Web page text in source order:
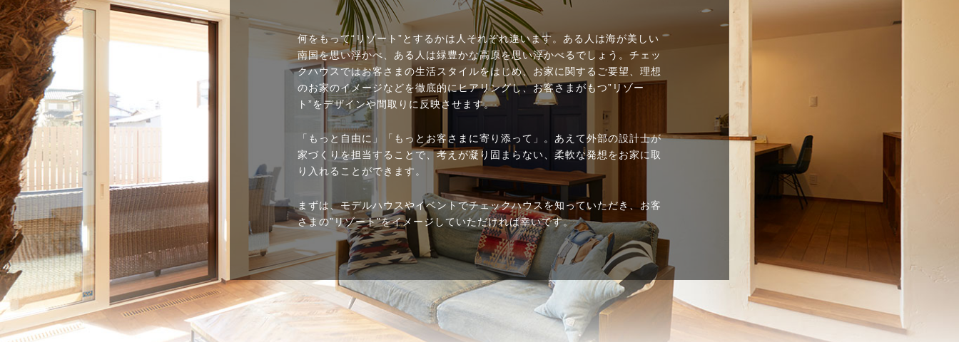
何をもって“リゾート”とするかは人それぞれ違います。ある人は海が美しい
南国を思い浮かべ、ある人は緑豊かな高原を思い浮かべるでしょう。チェッ
クハウスではお客さまの生活スタイルをはじめ、お家に関するご要望、理想
のお家のイメージなどを徹底的にヒアリングし、お客さまがもつ”リゾー
ト”をデザインや間取りに反映させます。
「もっと自由に」「もっとお客さまに寄り添って」。あえて外部の設計士が
家づくりを担当することで、考えが凝り固まらない、柔軟な発想をお家に取
り入れることができます。
まずは、モデルハウスやイベントでチェックハウスを知っていただき、お客
さまの”リゾート”をイメージしていただければ幸いです。